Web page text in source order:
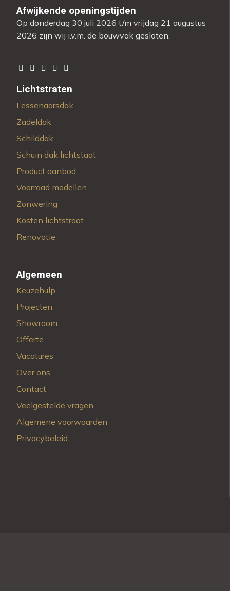
Afwijkende openingstijden
Op donderdag 30 juli 2026 t/m vrijdag 21 augustus
2026 zijn wij i.v.m. de bouwvak gesloten.
Lichtstraten
Lessenaarsdak
Zadeldak
Schilddak
Schuin dak lichtstaat
Product aanbod
Voorraad modellen
Zonwering
Kosten lichtstraat
Renovatie
Algemeen
Keuzehulp
Projecten
Showroom
Offerte
Vacatures
Over ons
Contact
Veelgestelde vragen
Algemene voorwaarden
Privacybeleid